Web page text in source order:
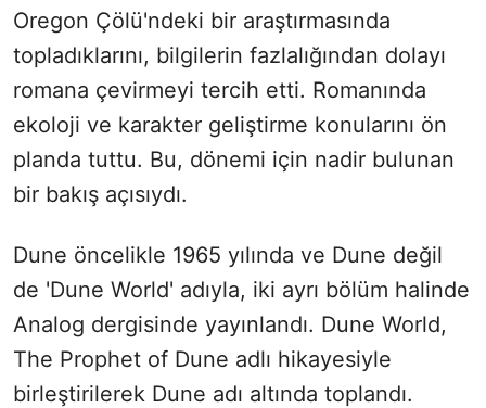
Oregon Çölü'ndeki bir araştırmasında
topladıklarını, bilgilerin fazlalığından dolayı
romana çevirmeyi tercih etti. Romanında
ekoloji ve karakter geliştirme konularını ön
planda tuttu. Bu, dönemi için nadir bulunan
bir bakış açısıydı.
Dune öncelikle 1965 yılında ve Dune değil
de 'Dune World' adıyla, iki ayrı bölüm halinde
Analog dergisinde yayınlandı. Dune World,
The Prophet of Dune adlı hikayesiyle
birleştirilerek Dune adı altında toplandı.